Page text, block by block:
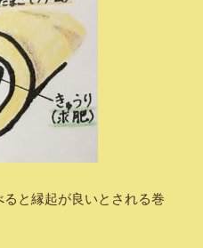
と縁起が良いとされる巻